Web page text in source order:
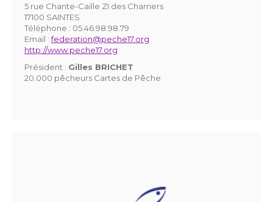
5 rue Chante-Caille ZI des Charriers
17100 SAINTES
Téléphone : 05.46.98.98.79
Email :federation@peche17.org
http://www.peche17.org
Président : Gilles BRICHET
20.000 pêcheurs Cartes de Pêche